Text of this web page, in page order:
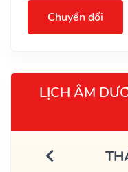
Chuyển đổi
LỊCH ÂM